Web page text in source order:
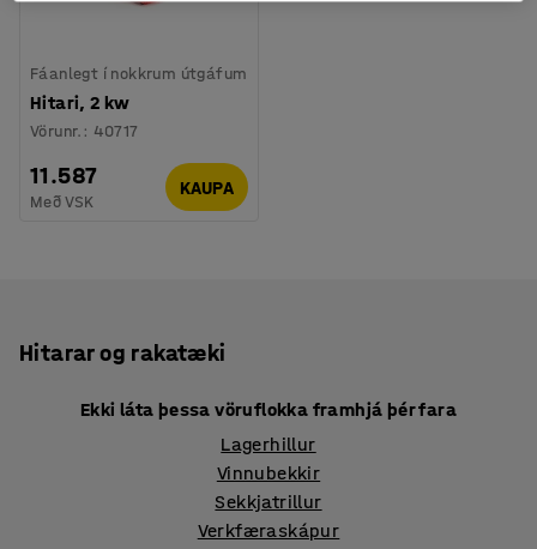
Fáanlegt í nokkrum útgáfum
Hitari, 2 kw
Vörunr. : 40717
11.587
Með VSK
KAUPA
Hitarar og rakatæki
Ekki láta þessa vöruflokka framhjá þér fara
Lagerhillur
Vinnubekkir
Sekkjatrillur
Verkfæraskápur